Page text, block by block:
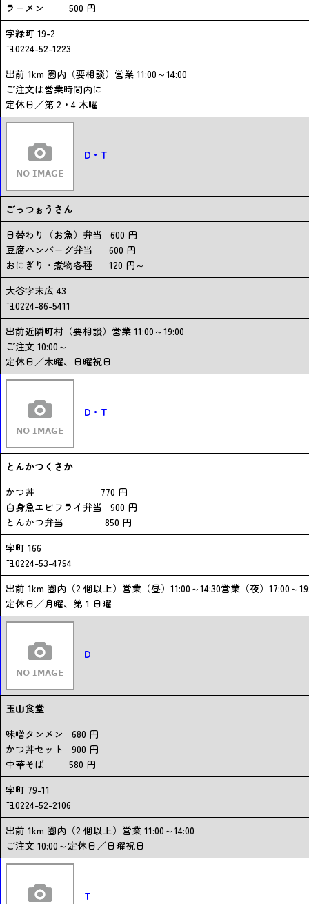
ラーメン 500 円
字緑町 19-2
℡0224-52-1223
出前 1km 圏内（要相談）営業 11:00～14:00
ご注文は営業時間内に
定休日／第 2・4 木曜
D・T
ごっつぉうさん
日替わり（お魚）弁当 600 円
豆腐ハンバーグ弁当 600 円
おにぎり・煮物各種 120 円～
大谷字末広 43
℡0224-86-5411
出前近隣町村（要相談）営業 11:00～19:00
ご注文 10:00～
定休日／木曜、日曜祝日
D・T
とんかつくさか
かつ丼 770 円
白身魚エビフライ弁当 900 円
とんかつ弁当 850 円
字町 166
℡0224-53-4794
出前 1km 圏内（2 個以上）営業（昼）11:00～14:30営業（夜）17:00～
定休日／月曜、第 1 日曜
D
玉山食堂
味噌タンメン 680 円
かつ丼セット 900 円
中華そば 580 円
字町 79-11
℡0224-52-2106
出前 1km 圏内（2 個以上）営業 11:00～14:00
ご注文 10:00～定休日／日曜祝日
T